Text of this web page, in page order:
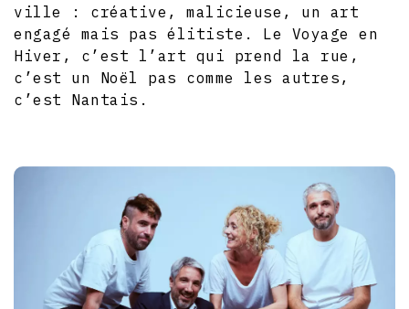
ville : créative, malicieuse, un art
engagé mais pas élitiste. Le Voyage en
Hiver, c’est l’art qui prend la rue,
c’est un Noël pas comme les autres,
c’est Nantais.